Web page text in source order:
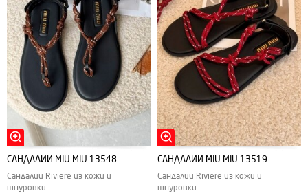
САНДАЛИИ MIU MIU 13548
Сандалии Riviere из кожи и
шнуровки
САНДАЛИИ MIU MIU 13519
Сандалии Riviere из кожи и
шнуровки